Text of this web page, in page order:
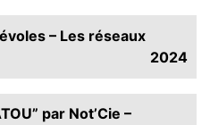
– Les réseaux
2024
par Not’Cie –